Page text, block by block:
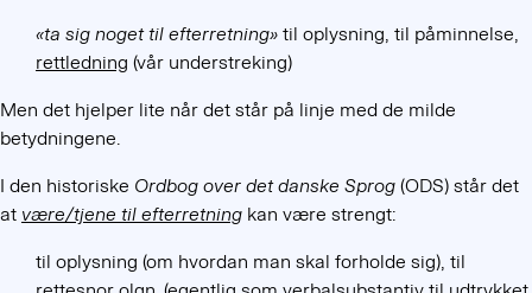
«ta sig noget til efterretning» til oplysning, til påminnelse,
rettledning (vår understreking)
Men det hjelper lite når det står på linje med de milde
betydningene.
I den historiske Ordbog over det danske Sprog (ODS) står det
at være/tjene til efterretning kan være strengt:
til oplysning (om hvordan man skal forholde sig), til